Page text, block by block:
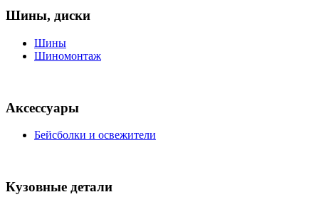
Шины, диски
Шины
Шиномонтаж
Аксессуары
Бейсболки и освежители
Кузовные детали